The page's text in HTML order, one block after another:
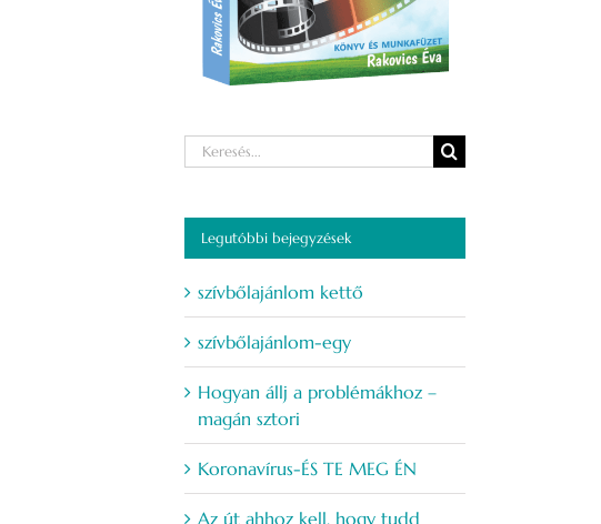
Keresés...
Legutóbbi bejegyzések
szívbőlajánlom kettő
szívbőlajánlom-egy
Hogyan állj a problémákhoz –
magán sztori
Koronavírus-ÉS TE MEG ÉN
Az út ahhoz kell, hogy tudd